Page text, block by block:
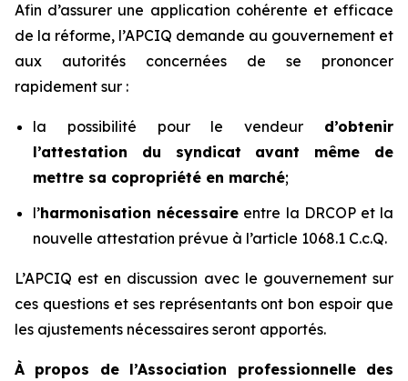
Afin d’assurer une application cohérente et efficace
de la réforme, l’APCIQ demande au gouvernement et
aux autorités concernées de se prononcer
rapidement sur :
la possibilité pour le vendeur d’obtenir
l’attestation du syndicat avant même de
mettre sa copropriété en marché;
l’harmonisation nécessaire entre la DRCOP et la
nouvelle attestation prévue à l’article 1068.1 C.c.Q.
L’APCIQ est en discussion avec le gouvernement sur
ces questions et ses représentants ont bon espoir que
les ajustements nécessaires seront apportés.
À propos de l’Association professionnelle des